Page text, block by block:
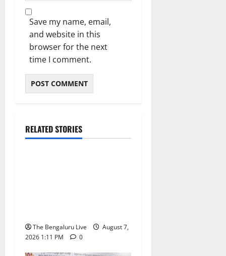
Save my name, email,
and website in this
browser for the next
time I comment.
RELATED STORIES
ಮಂಗಳೂರು
The Bengaluru Live
August 7,
2026 1:11 PM
0